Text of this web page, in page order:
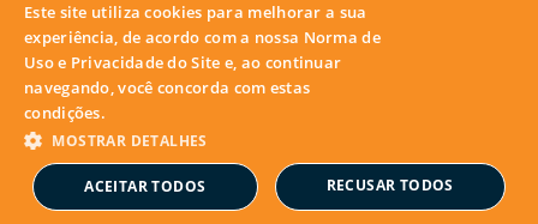
de poucos emissores, variação cambial e outros riscos não mencionados neste
material. O investimento em determinados ativos financeiros pode sujeitar o
investidor a significativas perdas patrimoniais. Ao investidor cabe a
responsabilidade de se informar sobre eventuais riscos previamente à tomada de
decisão sobre investimentos. – Este material não deve substituir o julgamento
independente dos investidores.
© Copyright 2026. Artesanal Investimentos. Todos os direitos
reservados.
Powered by
Este site utiliza cookies para melhorar a sua
experiência, de acordo com a nossa Norma de
Uso e Privacidade do Site e, ao continuar
navegando, você concorda com estas
condições.
MOSTRAR DETALHES
ACEITAR TODOS RECUSAR TODOS